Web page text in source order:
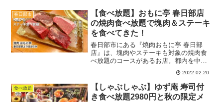
春日部市
【食べ放題】おもに亭 春日部店
の焼肉食べ放題で塊肉＆ステーキ
を食べてきた！
春日部市にある『焼肉おもに亭 春日部
店』は、塊肉やステーキも対象の焼肉食
べ放題のコースがあるお店。都内を中心
に何店舗かありますが、埼玉には越谷レ
イクタウンにもあるようです。約3000円
から楽しめる内容だったので、ぜひ参考
にしてください♪記事...
2022.02.20
食べ放題
【しゃぶしゃぶ】ゆず庵 寿司付
き食べ放題2980円と秋の限定メ